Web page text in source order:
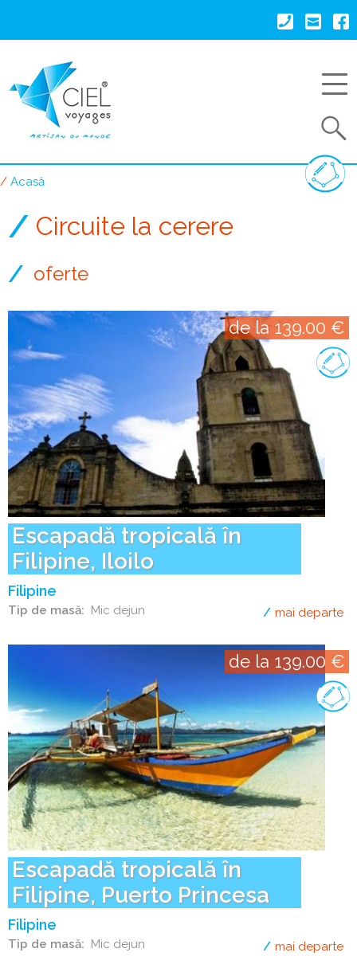
conţinutul
Acasă
Circuite la cerere
oferte
Escapadă tropicală în
Filipine, Iloilo
Filipine
Tip de masă Mic dejun
de la 139.00 €
mai departe
Escapadă tropicală în
Filipine, Puerto Princesa
Filipine
Tip de masă Mic dejun
de la 139.00 €
mai departe